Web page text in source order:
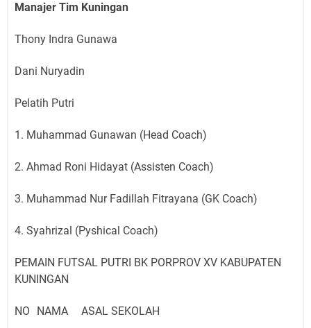
Manajer Tim Kuningan
Thony Indra Gunawa
Dani Nuryadin
Pelatih Putri
1. Muhammad Gunawan (Head Coach)
2. Ahmad Roni Hidayat (Assisten Coach)
3. Muhammad Nur Fadillah Fitrayana (GK Coach)
4. Syahrizal (Pyshical Coach)
PEMAIN FUTSAL PUTRI BK PORPROV XV KABUPATEN
KUNINGAN
NO NAMA ASAL SEKOLAH